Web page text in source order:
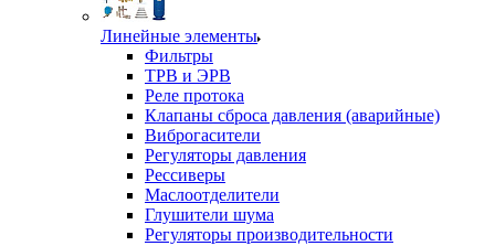
Линейные элементы
Фильтры
ТРВ и ЭРВ
Реле протока
Клапаны сброса давления (аварийные)
Виброгасители
Регуляторы давления
Рессиверы
Маслоотделители
Глушители шума
Регуляторы производительности